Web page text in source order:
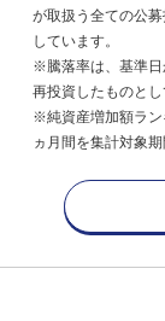
が取扱う全ての公
しています。
※騰落率は、基準日
再投資したものとし
※純資産増加額ラン
ヵ月間を集計対象期